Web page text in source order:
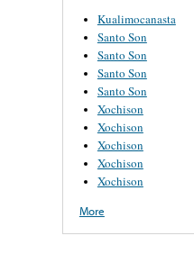
Kualimocanasta
Santo Son
Santo Son
Santo Son
Santo Son
Xochison
Xochison
Xochison
Xochison
Xochison
More